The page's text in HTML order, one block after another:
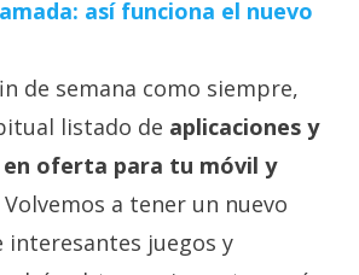
así funciona el nuevo
de semana como siempre,
listado de aplicaciones y
oferta para tu móvil y
Volvemos a tener un nuevo
juegos y